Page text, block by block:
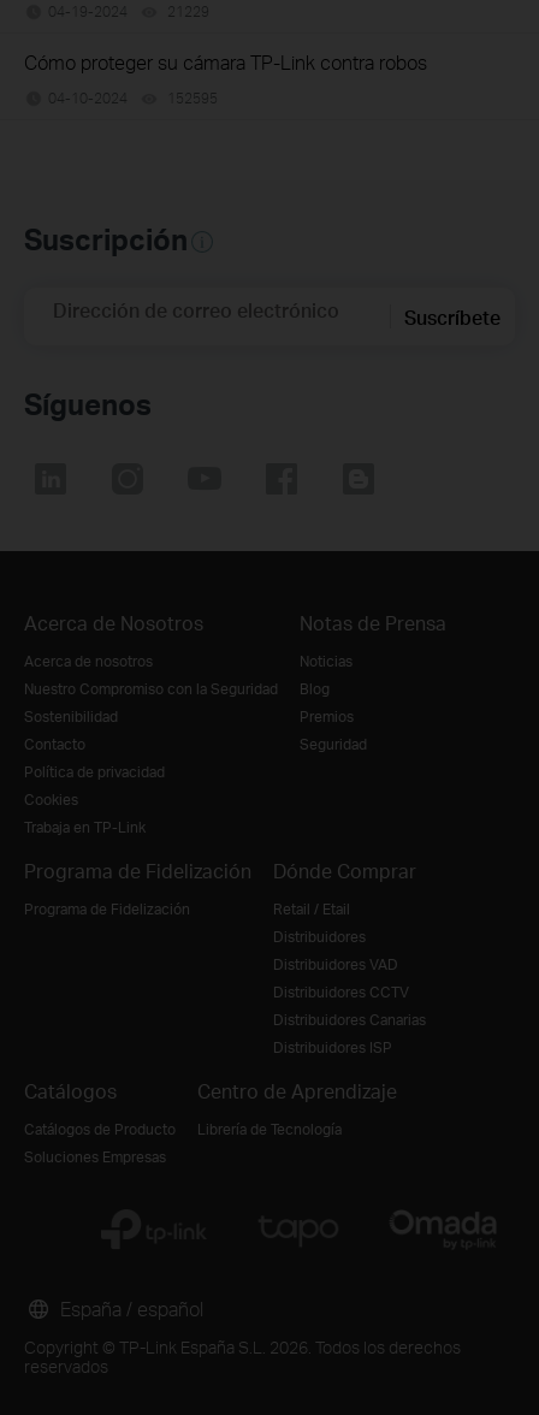
04-19-2024 21229
Cómo proteger su cámara TP-Link contra robos
04-10-2024 152595
Suscripción
Dirección de correo electrónico Suscríbete
Síguenos
Acerca de Nosotros
Acerca de nosotros
Nuestro Compromiso con la Seguridad
Sostenibilidad
Contacto
Política de privacidad
Cookies
Trabaja en TP-Link
Notas de Prensa
Noticias
Blog
Premios
Seguridad
Programa de Fidelización
Programa de Fidelización
Dónde Comprar
Retail / Etail
Distribuidores
Distribuidores VAD
Distribuidores CCTV
Distribuidores Canarias
Distribuidores ISP
Catálogos
Catálogos de Producto
Soluciones Empresas
Centro de Aprendizaje
Librería de Tecnología
Copyright © TP-Link España S.L. 2026. Todos los derechos
reservados
España / español